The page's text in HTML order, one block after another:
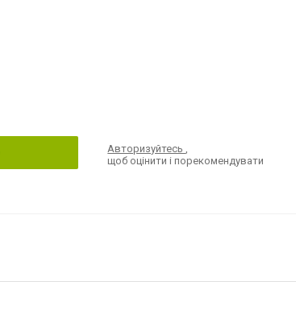
Авторизуйтесь,
щоб оцінити і порекомендувати